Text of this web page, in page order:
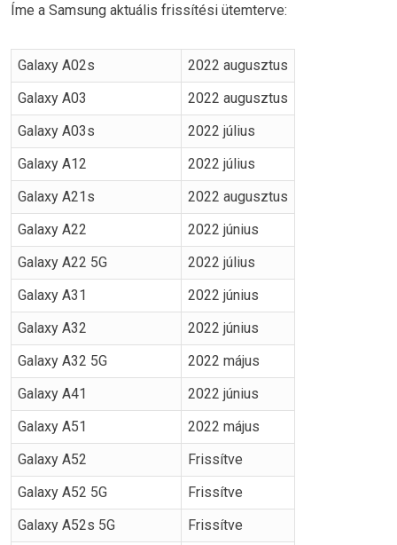
Íme a Samsung aktuális frissítési ütemterve:
Galaxy A02s
2022 augusztus
Galaxy A03
2022 augusztus
Galaxy A03s
2022 július
Galaxy A12
2022 július
Galaxy A21s
2022 augusztus
Galaxy A22
2022 június
Galaxy A22 5G
2022 július
Galaxy A31
2022 június
Galaxy A32
2022 június
Galaxy A32 5G
2022 május
Galaxy A41
2022 június
Galaxy A51
2022 május
Galaxy A52
Frissítve
Galaxy A52 5G
Frissítve
Galaxy A52s 5G
Frissítve